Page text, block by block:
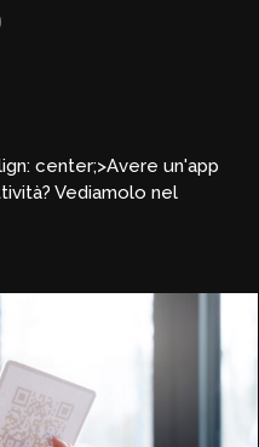
center;>Avere un'app
Vediamolo nel